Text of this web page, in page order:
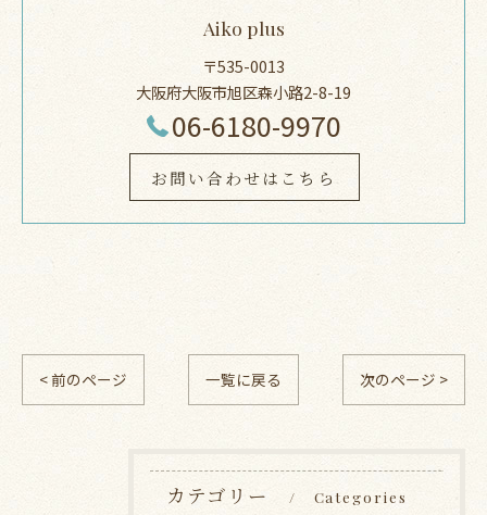
Aiko plus
〒535-0013
大阪府大阪市旭区森小路2-8-19
06-6180-9970
お問い合わせはこちら
< 前のページ 一覧に戻る 次のページ >
カテゴリー Categories